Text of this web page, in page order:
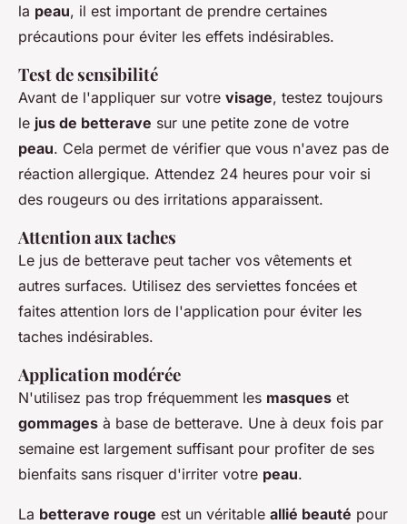
la peau, il est important de prendre certaines
précautions pour éviter les effets indésirables.
Test de sensibilité
Avant de l'appliquer sur votre visage, testez toujours
le jus de betterave sur une petite zone de votre
peau. Cela permet de vérifier que vous n'avez pas de
réaction allergique. Attendez 24 heures pour voir si
des rougeurs ou des irritations apparaissent.
Attention aux taches
Le jus de betterave peut tacher vos vêtements et
autres surfaces. Utilisez des serviettes foncées et
faites attention lors de l'application pour éviter les
taches indésirables.
Application modérée
N'utilisez pas trop fréquemment les masques et
gommages à base de betterave. Une à deux fois par
semaine est largement suffisant pour profiter de ses
bienfaits sans risquer d'irriter votre peau.
La betterave rouge est un véritable allié beauté pour